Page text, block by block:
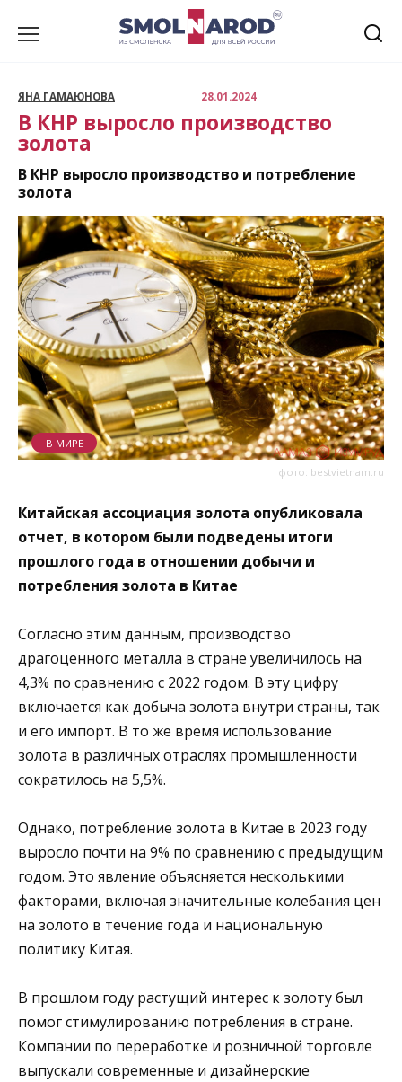
ЯНА ГАМАЮНОВА 28.01.2024
В КНР выросло производство
золота
В КНР выросло производство и потребление
золота
фото: bestvietnam.ru
В МИРЕ
Китайская ассоциация золота опубликовала
отчет, в котором были подведены итоги
прошлого года в отношении добычи и
потребления золота в Китае
Согласно этим данным, производство
драгоценного металла в стране увеличилось на
4,3% по сравнению с 2022 годом. В эту цифру
включается как добыча золота внутри страны, так
и его импорт. В то же время использование
золота в различных отраслях промышленности
сократилось на 5,5%.
Однако, потребление золота в Китае в 2023 году
выросло почти на 9% по сравнению с предыдущим
годом. Это явление объясняется несколькими
факторами, включая значительные колебания цен
на золото в течение года и национальную
политику Китая.
В прошлом году растущий интерес к золоту был
помог стимулированию потребления в стране.
Компании по переработке и розничной торговле
выпускали современные и дизайнерские